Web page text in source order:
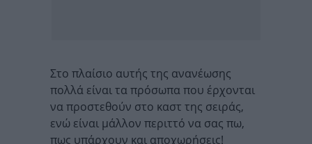
Στο πλαίσιο αυτής της ανανέωσης
πολλά είναι τα πρόσωπα που έρχονται
να προστεθούν στο καστ της σειράς,
ενώ είναι μάλλον περιττό να σας πω,
πως υπάρχουν και αποχωρήσεις!